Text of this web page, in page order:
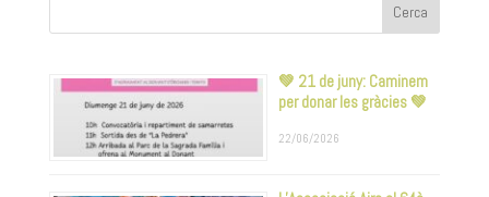
💚 21 de juny: Caminem
per donar les gràcies 💚
22/06/2026